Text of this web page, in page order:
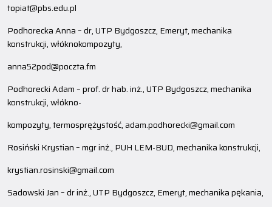
topiat@pbs.edu.pl
Podhorecka Anna – dr, UTP Bydgoszcz, Emeryt, mechanika
konstrukcji, włóknokompozyty,
anna52pod@poczta.fm
Podhorecki Adam – prof. dr hab. inż., UTP Bydgoszcz, mechanika
konstrukcji, włókno-
kompozyty, termosprężystość, adam.podhorecki@gmail.com
Rosiński Krystian – mgr inż., PUH LEM-BUD, mechanika konstrukcji,
krystian.rosinski@gmail.com
Sadowski Jan – dr inż., UTP Bydgoszcz, Emeryt, mechanika pękania,